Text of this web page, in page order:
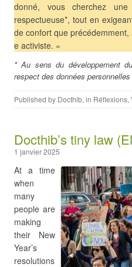
donné, vous cherchez
respectueuse*, tout en
de confort que
e activiste. «
* Au sens du développement
respect des données
Published by Docthib, in Réflexions,
Docthib’s tiny law
1 janvier 2025
At a time
when
many
people are
making
their New
Year’s
resolutions